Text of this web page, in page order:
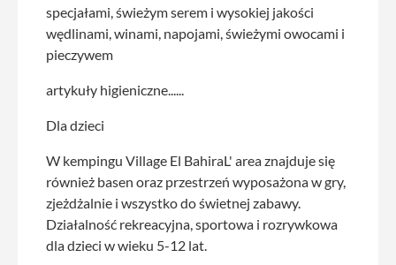
specjałami, świeżym serem i wysokiej jakości
wędlinami, winami, napojami, świeżymi owocami i
pieczywem
artykuły higieniczne......
Dla dzieci
W kempingu Village El BahiraL' area znajduje się
również basen oraz przestrzeń wyposażona w gry,
zjeżdżalnie i wszystko do świetnej zabawy.
Działalność rekreacyjna, sportowa i rozrywkowa
dla dzieci w wieku 5-12 lat.